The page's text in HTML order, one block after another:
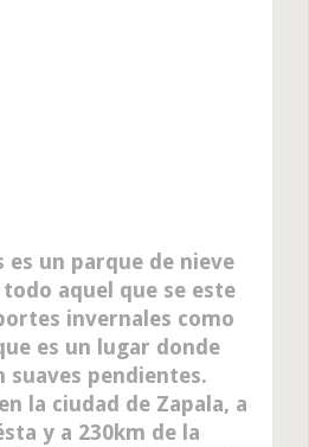
es un parque de nieve
aquel que se este
invernales como
es un lugar donde
suaves pendientes.
la ciudad de Zapala, a
y a 230km de la